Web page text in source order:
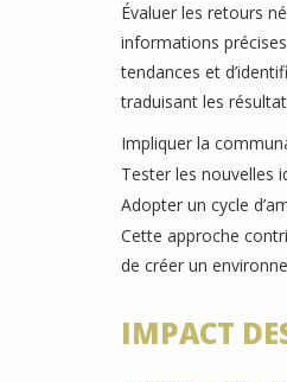
Évaluer les retours
informations
tendances et
traduisant les
Impliquer la
Tester les nouvelles
Adopter un cycle
Cette approche
de créer un
IMPACT